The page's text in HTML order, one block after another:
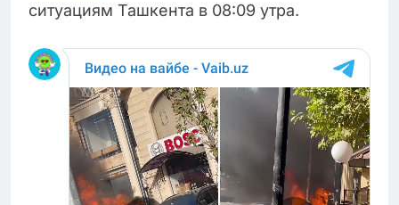
ситуациям Ташкента в 08:09 утра.